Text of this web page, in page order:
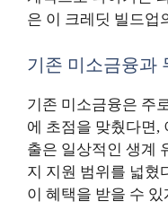
은 이 크레딧 빌드업
기존 미소금융과
기존 미소금융은 주
에 초점을 맞췄다면,
출은 일상적인 생계
지 지원 범위를 넓혔
이 혜택을 받을 수 있